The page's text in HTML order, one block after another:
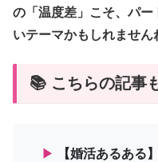
の「温度差」こそ、パ
いテーマかもしれません
📚 こちらの記事
▶
【婚活あるある